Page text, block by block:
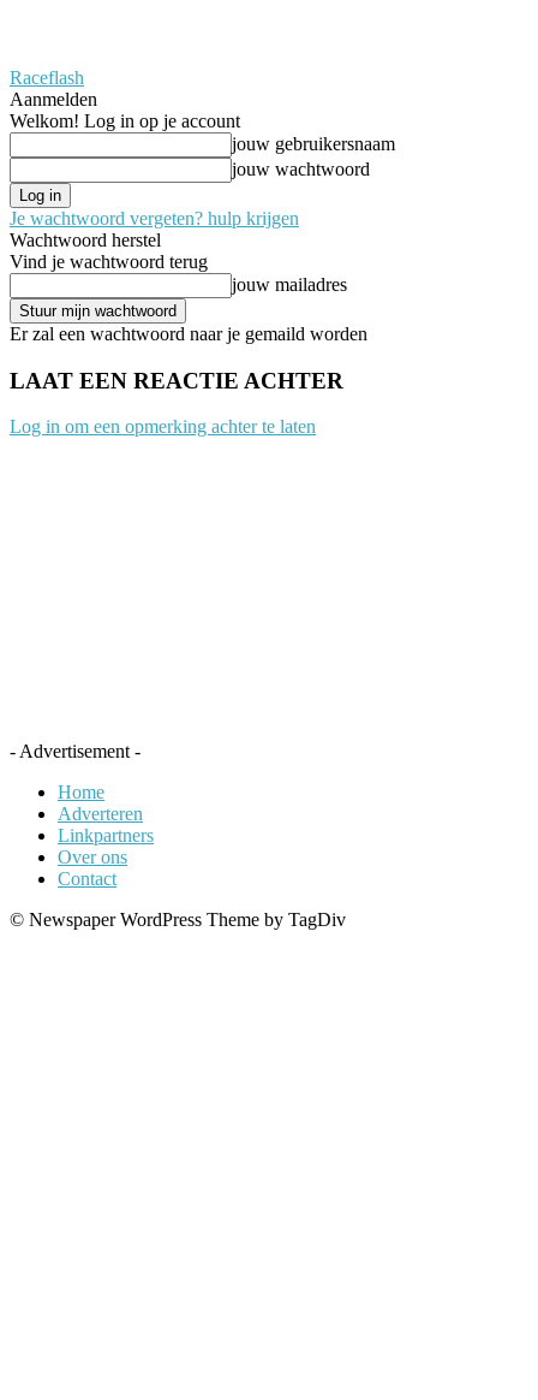
Raceflash
Aanmelden
Welkom! Log in op je account
jouw gebruikersnaam
jouw wachtwoord
Je wachtwoord vergeten? hulp krijgen
Wachtwoord herstel
Vind je wachtwoord terug
jouw mailadres
Er zal een wachtwoord naar je gemaild worden
LAAT EEN REACTIE ACHTER
Log in om een opmerking achter te laten
- Advertisement -
Home
Adverteren
Linkpartners
Over ons
Contact
© Newspaper WordPress Theme by TagDiv